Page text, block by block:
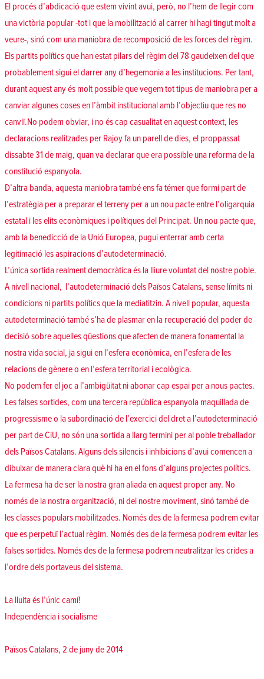
El procés d’abdicació que estem vivint avui, però, no l’hem de llegir com
una victòria popular -tot i que la mobilització al carrer hi hagi tingut molt a
veure-, sinó com una maniobra de recomposició de les forces del règim.
Els partits polítics que han estat pilars del règim del 78 gaudeixen del que
probablement sigui el darrer any d’hegemonia a les institucions. Per tant,
durant aquest any és molt possible que vegem tot tipus de maniobra per a
canviar algunes coses en l’àmbit institucional amb l’objectiu que res no
canviï.No podem obviar, i no és cap casualitat en aquest context, les
declaracions realitzades per Rajoy fa un parell de dies, el proppassat
dissabte 31 de maig, quan va declarar que era possible una reforma de la
constitució espanyola.
D’altra banda, aquesta maniobra també ens fa témer que formi part de
l’estratègia per a preparar el terreny per a un nou pacte entre l’oligarquia
estatal i les elits econòmiques i polítiques del Principat. Un nou pacte que,
amb la benedicció de la Unió Europea, pugui enterrar amb certa
legitimació les aspiracions d’autodeterminació.
L’única sortida realment democràtica és la lliure voluntat del nostre poble.
A nivell nacional, l’autodeterminació dels Països Catalans, sense límits ni
condicions ni partits polítics que la mediatitzin. A nivell popular, aquesta
autodeterminació també s’ha de plasmar en la recuperació del poder de
decisió sobre aquelles qüestions que afecten de manera fonamental la
nostra vida social, ja sigui en l’esfera econòmica, en l’esfera de les
relacions de gènere o en l’esfera territorial i ecològica.
No podem fer el joc a l’ambigüitat ni abonar cap espai per a nous pactes.
Les falses sortides, com una tercera república espanyola maquillada de
progressisme o la subordinació de l’exercici del dret a l’autodeterminació
per part de CiU, no són una sortida a llarg termini per al poble treballador
dels Països Catalans. Alguns dels silencis i inhibicions d’avui comencen a
dibuixar de manera clara què hi ha en el fons d’alguns projectes polítics.
La fermesa ha de ser la nostra gran aliada en aquest proper any. No
només de la nostra organització, ni del nostre moviment, sinó també de
les classes populars mobilitzades. Només des de la fermesa podrem evitar
que es perpetuï l’actual règim. Només des de la fermesa podrem evitar les
falses sortides. Només des de la fermesa podrem neutralitzar les crides a
l’ordre dels portaveus del sistema.
La lluita és l’únic camí!
Independència i socialisme
Països Catalans, 2 de juny de 2014